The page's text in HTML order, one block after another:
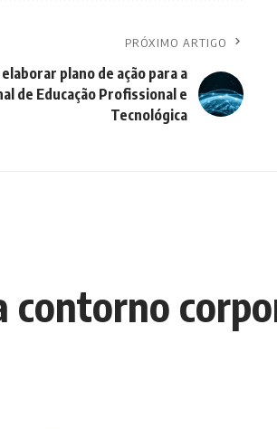
PRÓXIMO ARTIGO
plano de ação para a
de Educação Profissional e
Tecnológica